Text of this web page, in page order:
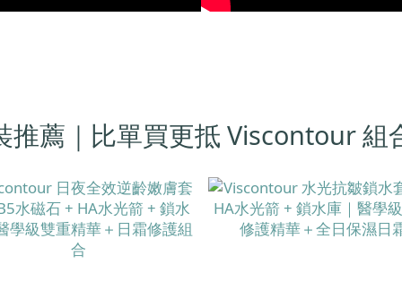
推薦｜比單買更抵 Viscontour 組